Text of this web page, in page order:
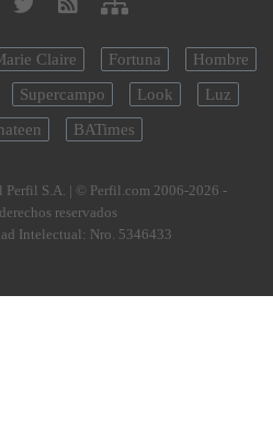
Claire Fortuna
Hombre
Supercampo Look
Luz
BATimes
S.A. | © Perfil.com 2006-2026 -
reservados
Intelectual: Nro. 5346433